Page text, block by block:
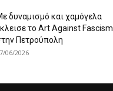
δυναμισμό και χαμόγελα
το Art Against Fascism
Πετρούπολη
06/2026